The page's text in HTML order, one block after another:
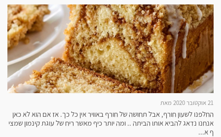
21 אוקטובר 2020 מאת
החלפנו לשעון חורף, אבל תחושה של חורף באוויר אין כל כך. אז אם הוא לא כאן
אנחנו נדאג להביא אותו הביתה .. ומה יותר כיף מאשר ריח של עוגת קינמון שמצי
ף א...